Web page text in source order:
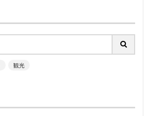
観光